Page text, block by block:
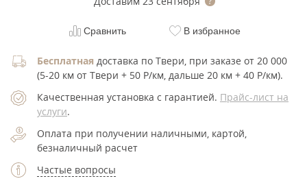
Сравнить В избранное
Бесплатная доставка по Твери, при заказе от 20 000
(5-20 км от Твери + 50 Р/км, дальше 20 км + 40 Р/км).
Качественная установка с гарантией. Прайс-лист на
услуги.
Оплата при получении наличными, картой,
безналичный расчет
Частые вопросы